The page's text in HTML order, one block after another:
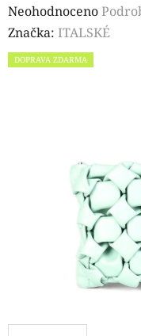
Průměrné
hodnocení
produktu
Neohodnoceno
Značka: ITALSKÉ
DOPRAVA ZDARMA